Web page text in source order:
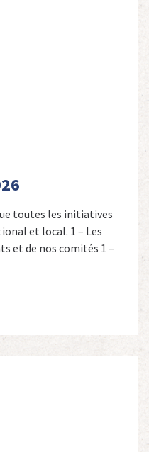
toutes les initiatives
et local. 1 – Les
et de nos comités 1 –
et Agnès Dioné,
Ils venaient